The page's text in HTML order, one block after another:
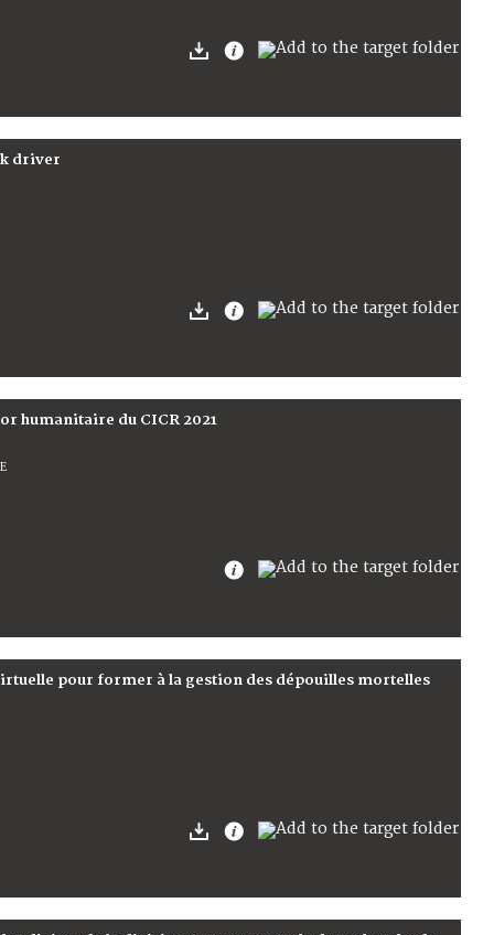
driver
humanitaire du CICR 2021
pour former à la gestion des dépouilles mortelles